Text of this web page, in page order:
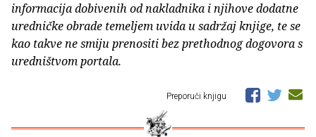
informacija dobivenih od nakladnika i njihove dodatne
uredničke obrade temeljem uvida u sadržaj knjige, te se
kao takve ne smiju prenositi bez prethodnog dogovora s
uredništvom portala.
Preporuči knjigu